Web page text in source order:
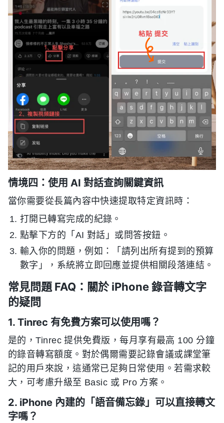
情境四：使用 AI 對話查詢關鍵資訊
當你需要從長篇內容中快速提取特定資訊時：
打開已轉寫完成的紀錄。
點擊下方的「AI 對話」或問答按鈕。
輸入你的問題，例如：「請列出所有提到的預算
數字」，系統將立即回應並提供相關段落連結。
常見問題 FAQ：關於 iPhone 錄音轉文字
的疑問
1. Tinrec 有免費方案可以使用嗎？
是的，Tinrec 提供免費版，每月享有最高 100 分鐘
的錄音轉寫額度。對於偶爾需要記錄會議或課堂筆
記的用戶來說，這通常已足夠日常使用。若需求較
大，可考慮升級至 Basic 或 Pro 方案。
2. iPhone 內建的「語音備忘錄」可以直接轉文
字嗎？